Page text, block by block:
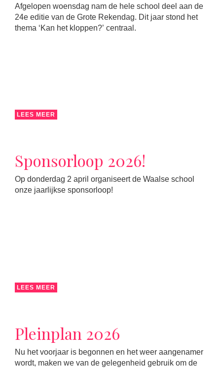
Afgelopen woensdag nam de hele school deel aan de
24e editie van de Grote Rekendag. Dit jaar stond het
thema ‘Kan het kloppen?’ centraal.
LEES MEER
Sponsorloop 2026!
Op donderdag 2 april organiseert de Waalse school
onze jaarlijkse sponsorloop!
LEES MEER
Pleinplan 2026
Nu het voorjaar is begonnen en het weer aangenamer
wordt, maken we van de gelegenheid gebruik om de